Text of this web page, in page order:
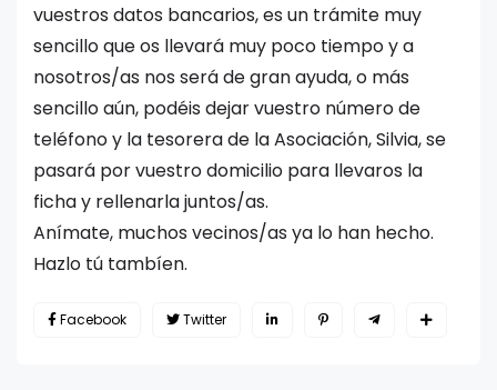
vuestros datos bancarios, es un trámite muy
sencillo que os llevará muy poco tiempo y a
nosotros/as nos será de gran ayuda, o más
sencillo aún, podéis dejar vuestro número de
teléfono y la tesorera de la Asociación, Silvia, se
pasará por vuestro domicilio para llevaros la
ficha y rellenarla juntos/as.
Anímate, muchos vecinos/as ya lo han hecho.
Hazlo tú tambíen.
Facebook Twitter